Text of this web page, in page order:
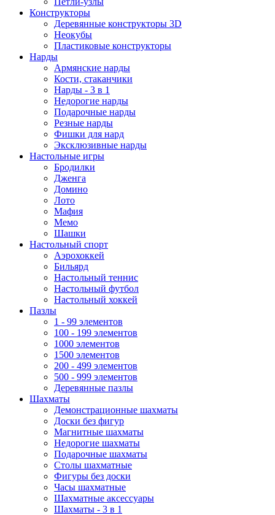
Конструкторы
Деревянные конструкторы 3D
Неокубы
Пластиковые конструкторы
Нарды
Армянские нарды
Кости, стаканчики
Нарды - 3 в 1
Недорогие нарды
Подарочные нарды
Резные нарды
Фишки для нард
Эксклюзивные нарды
Настольные игры
Бродилки
Дженга
Домино
Лото
Мафия
Мемо
Шашки
Настольный спорт
Аэрохоккей
Бильярд
Настольный теннис
Настольный футбол
Настольный хоккей
Пазлы
1 - 99 элементов
100 - 199 элементов
1000 элементов
1500 элементов
200 - 499 элементов
500 - 999 элементов
Деревянные пазлы
Шахматы
Демонстрационные шахматы
Доски без фигур
Магнитные шахматы
Недорогие шахматы
Подарочные шахматы
Столы шахматные
Фигуры без доски
Часы шахматные
Шахматные аксессуары
Шахматы - 3 в 1